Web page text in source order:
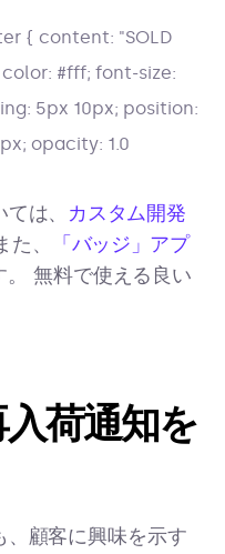
{ content: "SOLD
#fff; font-size:
5px 10px; position:
opacity: 1.0
は、 カスタム開発
、
「バッジ」アプ
無料で使える良い
荷通知を
、顧客に興味を示す